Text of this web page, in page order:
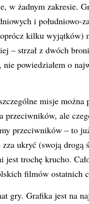
w żadnym zakresie.
i południowo-
kilku wyjątków)
– strzał z dwóch
powiedziałem o
misje można
przeciwników, ale
przeciwników – to
ukryć (swoją drogą
trochę krucho.
filmów ostatnich
gry. Grafika jest na